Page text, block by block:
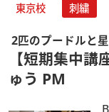
東京校 刺繍
2匹のプードルと
【短期集中
ゅう PM